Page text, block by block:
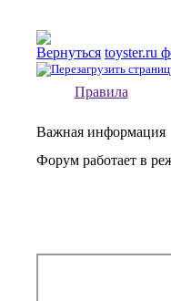
toyster.ru
Правила
Важная информация
Форум работает в